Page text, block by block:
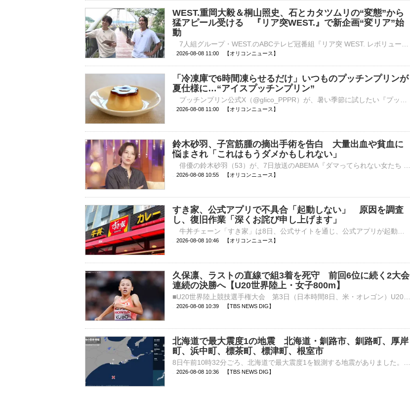
WEST.重岡大毅＆桐山照史、石とカタツムリの“変態”から
猛アピール受ける 『リア突WEST.』で新企画“変リア”始
動
2026-08-08 11:00 【オリコンニュース】
「冷凍庫で6時間凍らせるだけ」いつものプッチンプリンが
夏仕様に…“アイスプッチンプリン”
2026-08-08 11:00 【オリコンニュース】
鈴木砂羽、子宮筋腫の摘出手術を告白 大量出血や貧血に
悩まされ「これはもうダメかもしれない」
2026-08-08 10:55 【オリコンニュース】
すき家、公式アプリで不具合「起動しない」 原因を調査
し、復旧作業「深くお詫び申し上げます」
2026-08-08 10:46 【オリコンニュース】
久保凛、ラストの直線で組3着を死守 前回6位に続く2大会
連続の決勝へ【U20世界陸上・女子800m】
2026-08-08 10:39 【TBS NEWS DIG】
北海道で最大震度1の地震 北海道・釧路市、釧路町、厚岸
町、浜中町、標茶町、標津町、根室市
2026-08-08 10:36 【TBS NEWS DIG】